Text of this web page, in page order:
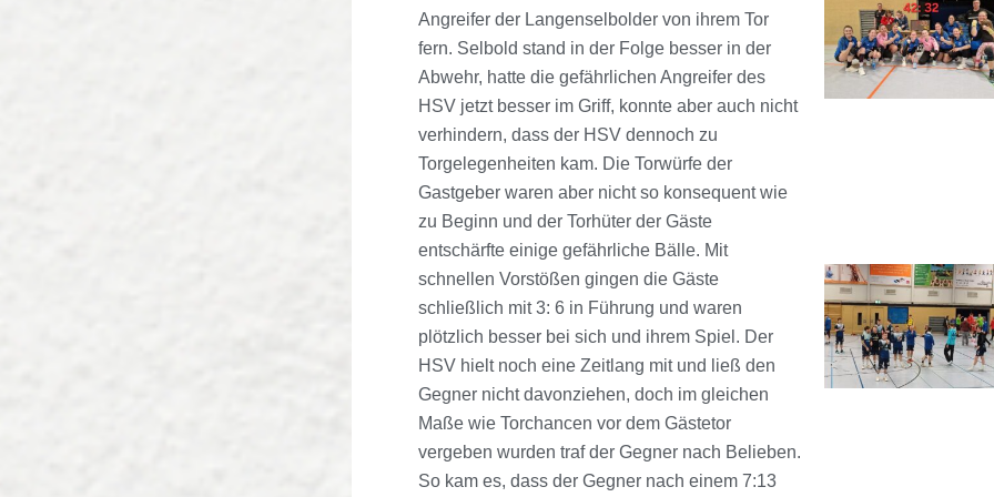
Angreifer der Langenselbolder von ihrem Tor
fern. Selbold stand in der Folge besser in der
Abwehr, hatte die gefährlichen Angreifer des
HSV jetzt besser im Griff, konnte aber auch nicht
verhindern, dass der HSV dennoch zu
Torgelegenheiten kam. Die Torwürfe der
Gastgeber waren aber nicht so konsequent wie
zu Beginn und der Torhüter der Gäste
entschärfte einige gefährliche Bälle. Mit
schnellen Vorstößen gingen die Gäste
schließlich mit 3: 6 in Führung und waren
plötzlich besser bei sich und ihrem Spiel. Der
HSV hielt noch eine Zeitlang mit und ließ den
Gegner nicht davonziehen, doch im gleichen
Maße wie Torchancen vor dem Gästetor
vergeben wurden traf der Gegner nach Belieben.
So kam es, dass der Gegner nach einem 7:13